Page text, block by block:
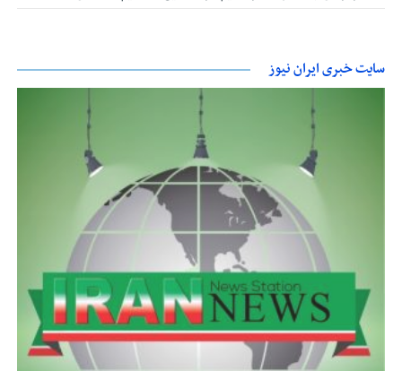
سایت خبری ایران نیوز